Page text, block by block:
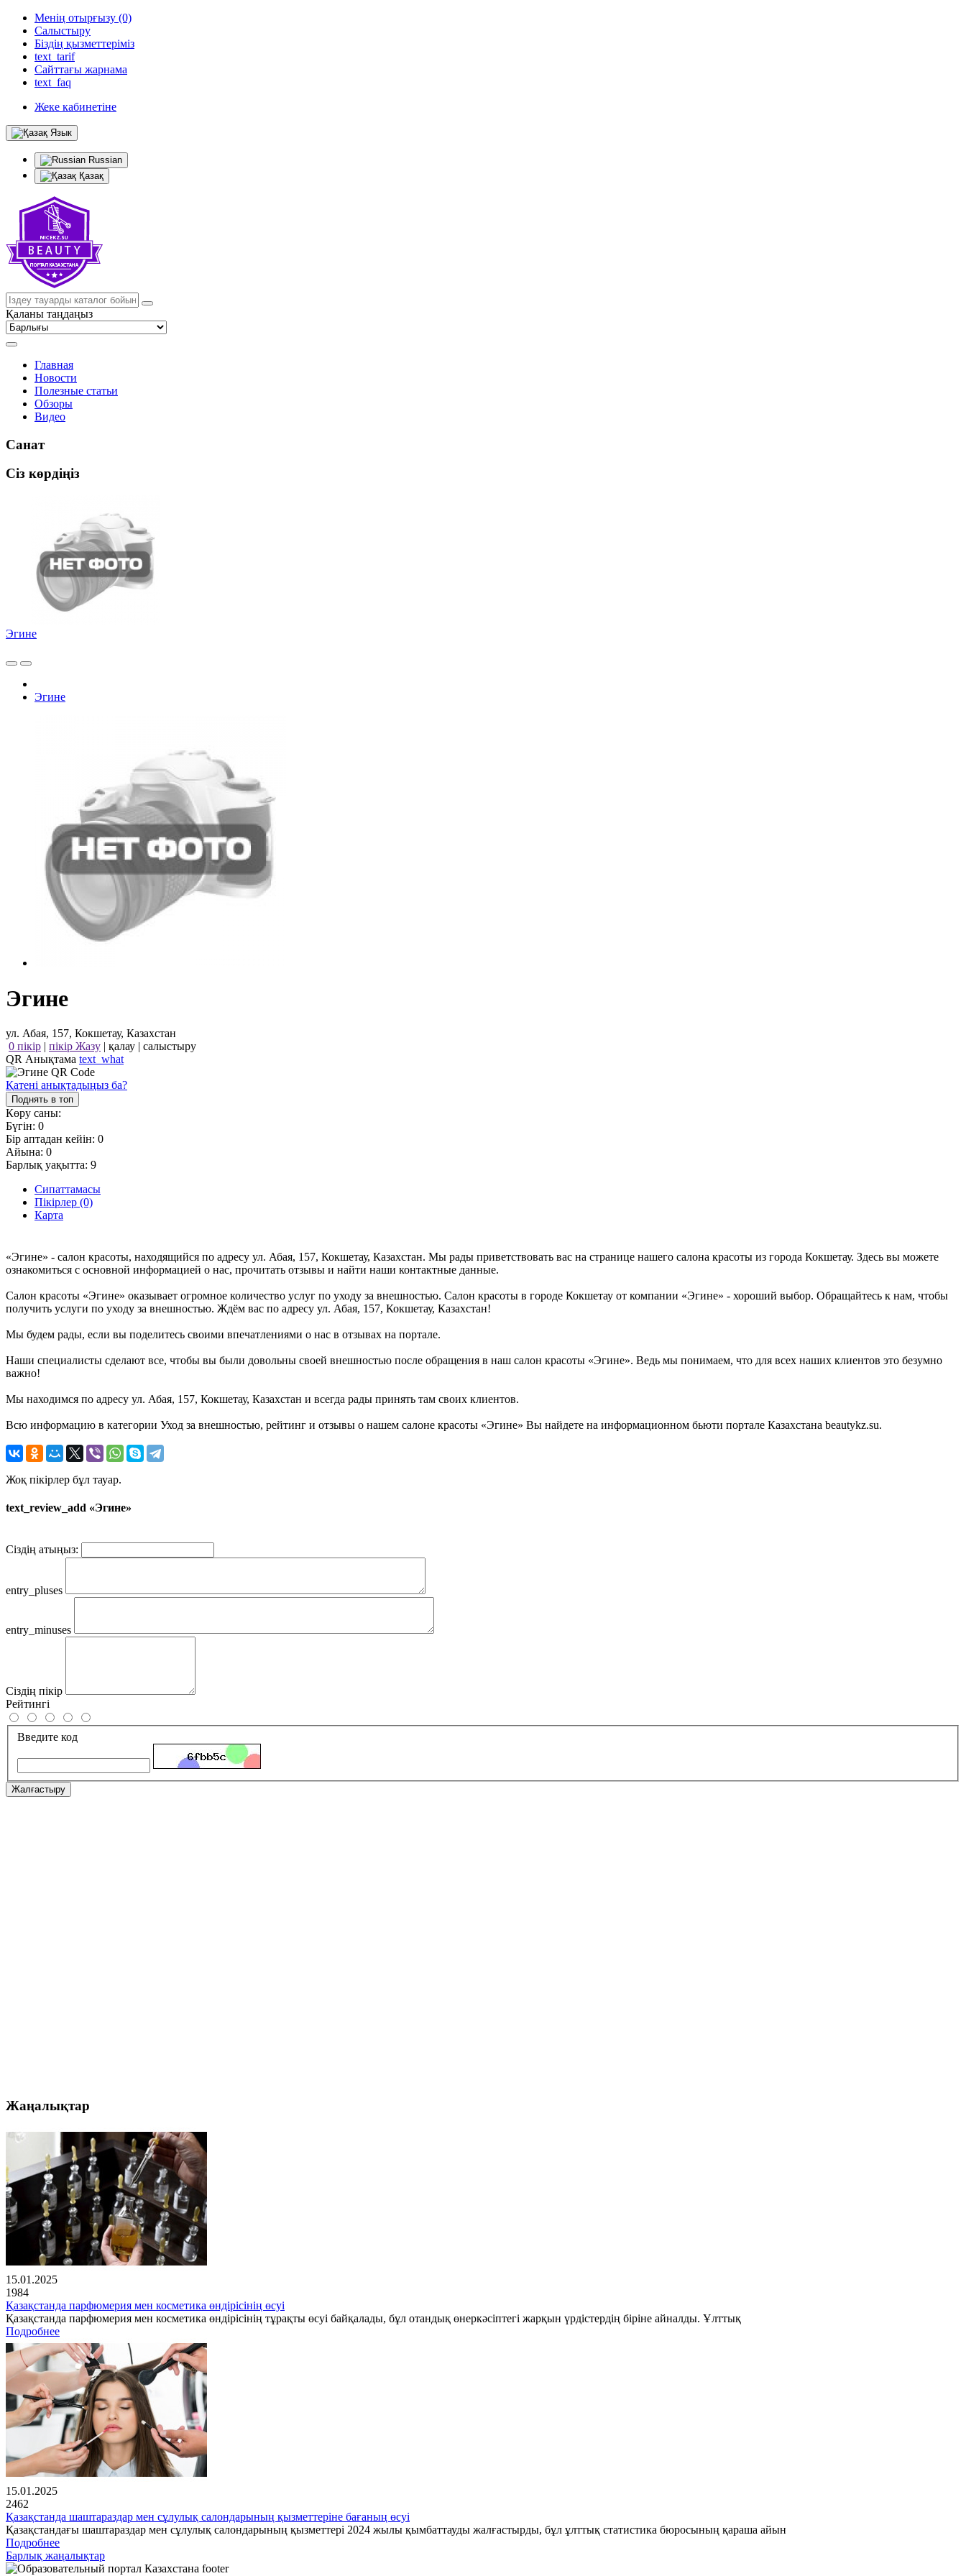
Менің отырғызу (0)
Салыстыру
Біздің қызметтеріміз
text_tarif
Сайттағы жарнама
text_faq
Жеке кабинетіне
Язык
Russian
Қазақ
Қаланы таңдаңыз
Главная
Новости
Полезные статьи
Обзоры
Видео
Санат
Сіз көрдіңіз
Эгине
Эгине
Эгине
ул. Абая, 157, Кокшетау, Казахстан
0 пікір | пікір Жазу | қалау | салыстыру
QR Анықтама text_what
Қатені анықтадыңыз ба?
Поднять в топ
Көру саны:
Бүгін: 0
Бір аптадан кейін: 0
Айына: 0
Барлық уақытта: 9
Сипаттамасы
Пікірлер (0)
Карта
«Эгине» - салон красоты, находящийся по адресу ул. Абая, 157, Кокшетау, Казахстан. Мы рады приветствовать вас на странице нашего салона красоты из города Кокшетау. Здесь вы можете
ознакомиться с основной информацией о нас, прочитать отзывы и найти наши контактные данные.
Салон красоты «Эгине» оказывает огромное количество услуг по уходу за внешностью. Салон красоты в городе Кокшетау от компании «Эгине» - хороший выбор. Обращайтесь к нам, чтобы
получить услуги по уходу за внешностью. Ждём вас по адресу ул. Абая, 157, Кокшетау, Казахстан!
Мы будем рады, если вы поделитесь своими впечатлениями о нас в отзывах на портале.
Наши специалисты сделают все, чтобы вы были довольны своей внешностью после обращения в наш салон красоты «Эгине». Ведь мы понимаем, что для всех наших клиентов это безумно
важно!
Мы находимся по адресу ул. Абая, 157, Кокшетау, Казахстан и всегда рады принять там своих клиентов.
Всю информацию в категории Уход за внешностью, рейтинг и отзывы о нашем салоне красоты «Эгине» Вы найдете на информационном бьюти портале Казахстана beautykz.su.
Жоқ пікірлер бұл тауар.
text_review_add «Эгине»
Сіздің атыңыз:
entry_pluses
entry_minuses
Сіздің пікір
Рейтингі
Введите код
Жалғастыру
Жаңалықтар
15.01.2025
1984
Қазақстанда парфюмерия мен косметика өндірісінің өсуі
Қазақстанда парфюмерия мен косметика өндірісінің тұрақты өсуі байқалады, бұл отандық өнеркәсіптегі жарқын үрдістердің біріне айналды. Ұлттық
Подробнее
15.01.2025
2462
Қазақстанда шаштараздар мен сұлулық салондарының қызметтеріне бағаның өсуі
Қазақстандағы шаштараздар мен сұлулық салондарының қызметтері 2024 жылы қымбаттауды жалғастырды, бұл ұлттық статистика бюросының қараша айын
Подробнее
Барлық жаңалықтар